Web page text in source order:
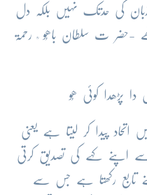
کی حدتک نہیں بلکہ دل
-حضر ت سلطان باھُو رحمۃ
دا پڑھدا کوئی ھُو
اتحاد پیدا کر لیتا ہے یعنی
سے اپنے کہے کی تصدیق کرتی
تابع رکھتا ہے جس سے